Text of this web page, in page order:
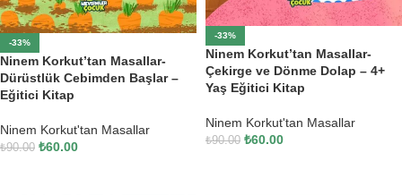
-33%
Ninem Korkut’tan Masallar-
Dürüstlük Cebimden Başlar –
Eğitici Kitap
Ninem Korkut'tan Masallar
₺90.00 ₺60.00
-33%
Ninem Korkut’tan Masallar-
Çekirge ve Dönme Dolap – 4+
Yaş Eğitici Kitap
Ninem Korkut'tan Masallar
₺90.00 ₺60.00